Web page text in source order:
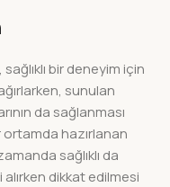
, sağlıklı bir deneyim için
sunulan
da sağlanması
ortamda hazırlanan
sağlıklı da
dikkat edilmesi